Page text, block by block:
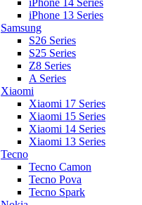
iPhone 14 Series
iPhone 13 Series
Samsung
S26 Series
S25 Series
Z8 Series
A Series
Xiaomi
Xiaomi 17 Series
Xiaomi 15 Series
Xiaomi 14 Series
Xiaomi 13 Series
Tecno
Tecno Camon
Tecno Pova
Tecno Spark